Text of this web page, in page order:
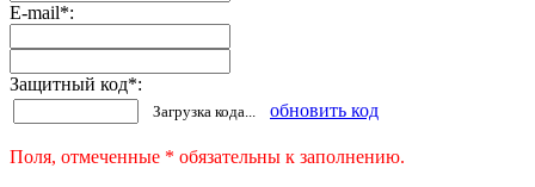
E-mail*:
Защитный код*:
Загрузка кода... обновить код
Поля, отмеченные * обязательны к заполнению.